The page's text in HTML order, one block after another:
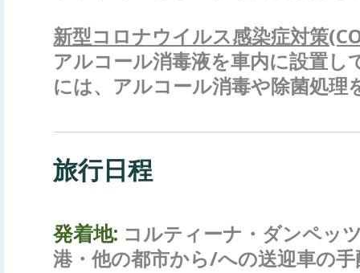
新型コロナウイルス感染症対策
アルコール消毒液を車内に設置し
には、アルコール消毒や除菌処理
旅行日程
発着地: コルティーナ・ダンペッ
港・他の都市から/への送迎車の